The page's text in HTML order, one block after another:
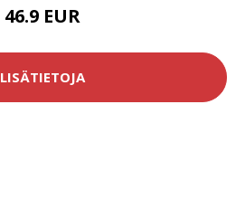
46.9 EUR
LISÄTIETOJA